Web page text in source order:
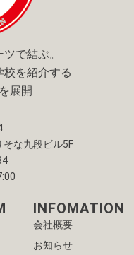
で結ぶ。
校を紹介する
展開
な九段ビル5F
INFOMATION
会社概要
お知らせ